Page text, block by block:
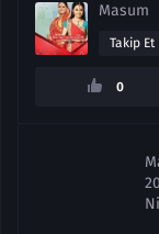
Masum
Takip Et
0